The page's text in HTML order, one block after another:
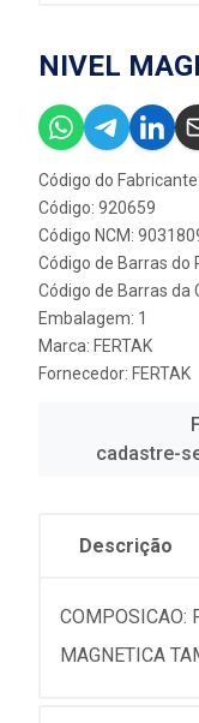
NIVEL
Código do
Código: 920659
Código NCM:
Código de Barras do
Código de Barras da
Embalagem: 1
Marca: FERTAK
Fornecedor: FERTAK
cadastre-
Descrição
COMPOSICAO:
MAGNETICA